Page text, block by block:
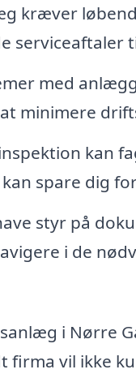
kræver
serviceaftaler
med
minimere
kan
spare dig
styr på
i de
i Nørre
vil ikke